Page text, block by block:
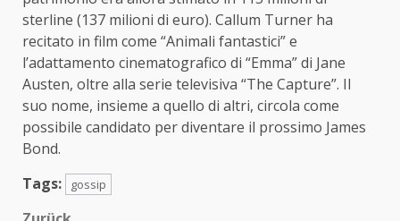
sterline (137 milioni di euro). Callum Turner ha
recitato in film come “Animali fantastici” e
l’adattamento cinematografico di “Emma” di Jane
Austen, oltre alla serie televisiva “The Capture”. Il
suo nome, insieme a quello di altri, circola come
possibile candidato per diventare il prossimo James
Bond.
Tags:
gossip